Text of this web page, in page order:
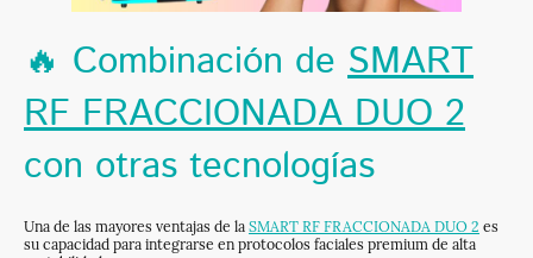
🔥 Combinación de SMART
RF FRACCIONADA DUO 2
con otras tecnologías
Una de las mayores ventajas de la SMART RF FRACCIONADA DUO 2 es
su capacidad para integrarse en protocolos faciales premium de alta